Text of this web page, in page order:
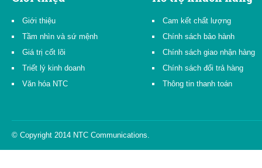
Giới thiệu
Tầm nhìn và sứ mệnh
Giá trị cốt lõi
Triết lý kinh doanh
Văn hóa NTC
Cam kết chất lượng
Chính sách bảo hành
Chính sách giao nhận hàng
Chính sách đổi trả hàng
Thông tin thanh toán
© Copyright 2014 NTC Communications.